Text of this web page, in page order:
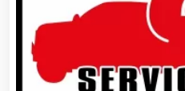
Aseguradoras
Asesores Técnicos